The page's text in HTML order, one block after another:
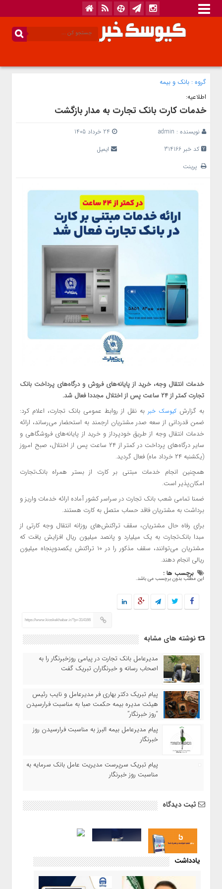
گروه : بانک‌ و بیمه
اطلاعیه:
خدمات کارت بانک تجارت به مدار بازگشت
نویسنده : admin
کد خبر 314166
ایمیل
پرینت
خدمات انتقال وجه، خرید از پایانه‌های فروش و درگاه‌های پرداخت بانک
تجارت کمتر از ۲۴ ساعت پس از اختلال مجددا فعال شد.
به گزارش کیوسک خبربه نقل از روابط عمومی بانک تجارت، اعلام کرد:
ضمن قدردانی از سعه صدر مشتریان ارجمند به استحضار می‌رساند، ارائه
خدمات انتقال وجه از طریق خودپرداز و خرید از پایانه‌های فروشگاهی و
سایر درگاه‌های پرداخت در کمتر از ۲۴ ساعت پس از اختلال، صبح امروز
(یکشنبه ۲۴ خرداد ماه) فعال گردید.
همچنین انجام خدمات مبتنی بر کارت از بستر همراه بانک‌تجارت
امکان‌پذیر است.
ضمنا تمامی شعب بانک تجارت در سراسر کشور آماده ارائه خدمات واریز و
برداشت به مشتریان فاقد حساب متصل به کارت هستند.
برای رفاه حال مشتریان، سقف تراکنش‌های روزانه انتقال وجه کارتی از
مبدا بانک‌تجارت به یک میلیارد و پانصد میلیون ریال افزایش یافت که
مشتریان می‌توانند، سقف مذکور را در ۱۰ تراکنش یکصدوپنجاه میلیون
ریالی انجام دهند.
برچسب ها :
این مطلب بدون برچسب می باشد.
https://www.kioskekhabar.ir/?p=314166
نوشته های مشابه
مدیرعامل بانک تجارت در پیامی روزخبرنگار را به
اصحاب رسانه و خبرنگاران تبریک گفت
پیام تبریک دکتر بهاری فر مدیرعامل و نایب رئیس
هیئت مدیره بیمه حکمت صبا به مناسبت فرارسیدن
“روز خبرنگار”
پیام مدیرعامل بیمه البرز به مناسبت فرارسیدن روز
خبرنگار
پیام تبریک سرپرست مدیریت عامل بانک سرمایه به
مناسبت روز خبرنگار
ثبت دیدگاه
یادداشت